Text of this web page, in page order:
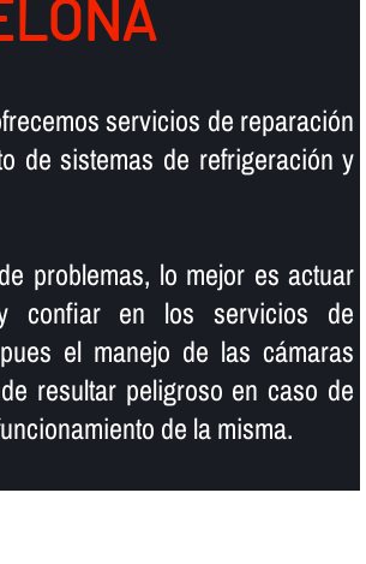
servicios de reparación
de sistemas de refrigeración y
problemas, lo mejor es actuar
confiar en los servicios de
el manejo de las cámaras
resultar peligroso en caso de
de la misma.